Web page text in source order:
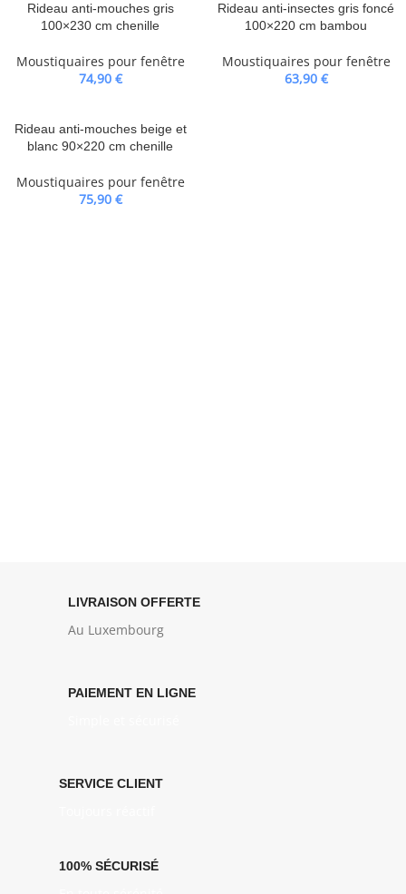
Rideau anti-mouches gris
100×230 cm chenille
Moustiquaires pour fenêtre
74,90 €
Rideau anti-insectes gris foncé
100×220 cm bambou
Moustiquaires pour fenêtre
63,90 €
Rideau anti-mouches beige et
blanc 90×220 cm chenille
Moustiquaires pour fenêtre
75,90 €
LIVRAISON OFFERTE
Au Luxembourg
PAIEMENT EN LIGNE
SERVICE CLIENT
100% SÉCURISÉ